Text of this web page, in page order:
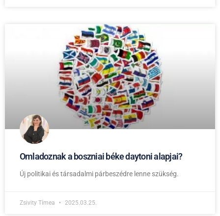
Omladoznak a boszniai béke daytoni alapjai?
Új politikai és társadalmi párbeszédre lenne szükség.
Zsivity Tímea 2025.03.25.